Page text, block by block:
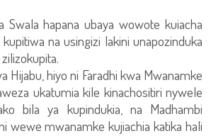
Swala hapana ubaya wowote kuiacha
na usingizi lakini unapozinduka
Hijabu, hiyo ni Faradhi kwa Mwanamke
ukatumia kile kinachositiri nywele
bila ya kupindukia, na Madhambi
wewe mwanamke kujiachia katika hali